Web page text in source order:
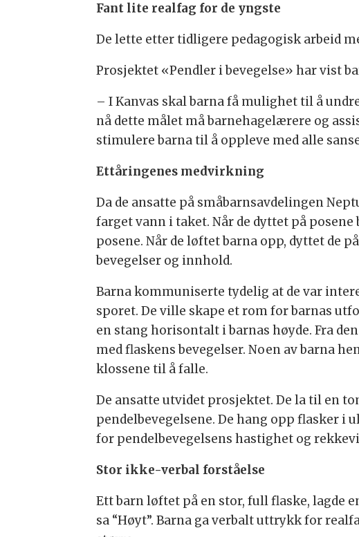
Fant lite realfag for de yngste
De lette etter tidligere pedagogisk arbeid
Prosjektet «Pendler i bevegelse» har vist
– I Kanvas skal barna få mulighet til å
nå dette målet må barnehagelærere og
stimulere barna til å oppleve med alle
Ettåringenes medvirkning
Da de ansatte på småbarnsavdelingen
farget vann i taket. Når de dyttet på
posene. Når de løftet barna opp, dyttet de
bevegelser og innhold.
Barna kommuniserte tydelig at de var
sporet. De ville skape et rom for barnas
en stang horisontalt i barnas høyde. Fra
med flaskens bevegelser. Noen av barna
klossene til å falle.
De ansatte utvidet prosjektet. De la til en
pendelbevegelsene. De hang opp flasker
for pendelbevegelsens hastighet og
Stor ikke-verbal forståelse
Ett barn løftet på en stor, full flaske, lagde
sa “Høyt”. Barna ga verbalt uttrykk for